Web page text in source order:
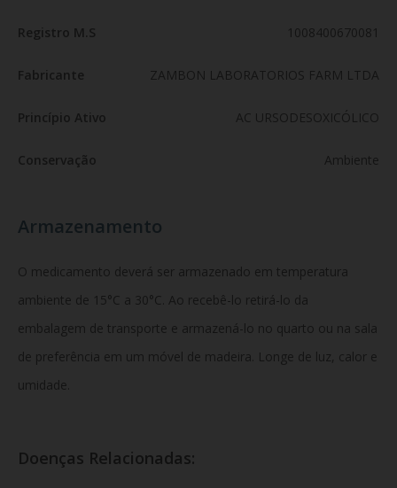
Registro M.S 1008400670081
Fabricante ZAMBON LABORATORIOS FARM LTDA
Princípio Ativo AC URSODESOXICÓLICO
Conservação Ambiente
Armazenamento
O medicamento deverá ser armazenado em temperatura
ambiente de 15°C a 30°C. Ao recebê-lo retirá-lo da
embalagem de transporte e armazená-lo no quarto ou na sala
de preferência em um móvel de madeira. Longe de luz, calor e
umidade.
Doenças Relacionadas: